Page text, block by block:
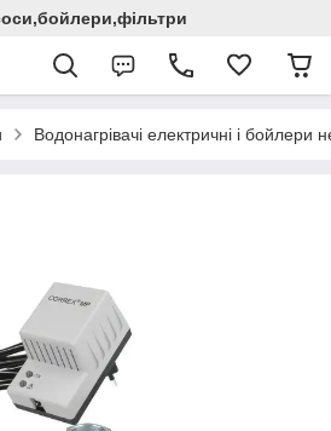
Водонагрівачі електричні i